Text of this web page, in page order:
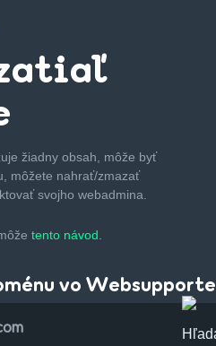
žiadny obsah, môže byť
môžete nahrať/zmazať
svojho webadmina.
tento návod.
vo Websupporte